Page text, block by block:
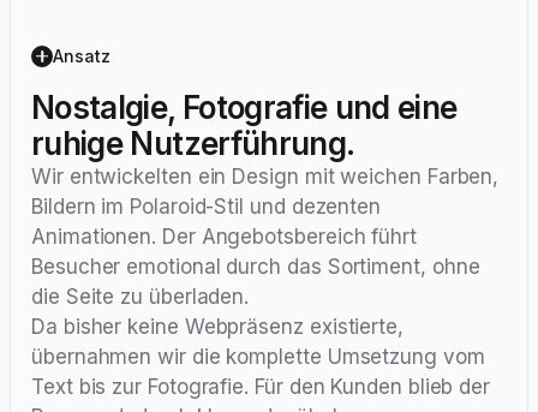
Ansatz
Nostalgie, Fotografie und eine
ruhige Nutzerführung.
Wir entwickelten ein Design mit weichen Farben,
Bildern im Polaroid-Stil und dezenten
Animationen. Der Angebotsbereich führt
Besucher emotional durch das Sortiment, ohne
die Seite zu überladen.
Da bisher keine Webpräsenz existierte,
übernahmen wir die komplette Umsetzung vom
Text bis zur Fotografie. Für den Kunden blieb der